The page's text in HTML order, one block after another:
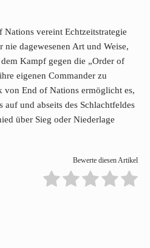
Nations vereint Echtzeitstrategie
dagewesenen Art und Weise,
Kampf gegen die „Order of
eigenen Commander zu
von End of Nations ermöglicht es,
auf und abseits des Schlachtfeldes
über Sieg oder Niederlage
Bewerte diesen Artikel